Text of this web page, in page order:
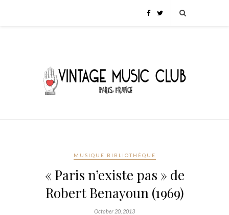
MUSIQUE BIBLIOTHÈQUE
« Paris n’existe pas » de
Robert Benayoun (1969)
October 20, 2013